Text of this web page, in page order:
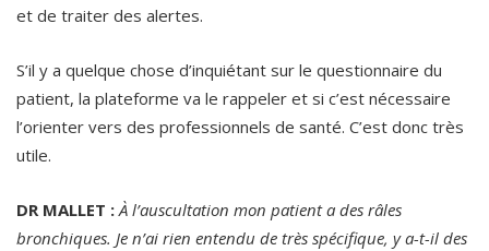
et de traiter des alertes.
S’il y a quelque chose d’inquiétant sur le questionnaire du
patient, la plateforme va le rappeler et si c’est nécessaire
l’orienter vers des professionnels de santé. C’est donc très
utile.
DR MALLET :À l’auscultation mon patient a des râles
bronchiques. Je n’ai rien entendu de très spécifique, y a-t-il des